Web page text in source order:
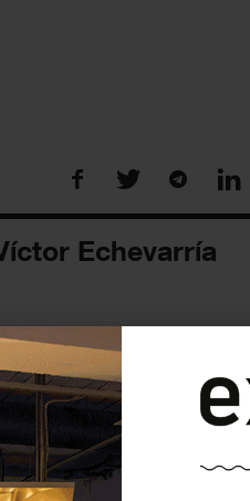
Echevarría